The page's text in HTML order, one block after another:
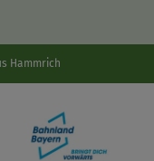
Hammrich